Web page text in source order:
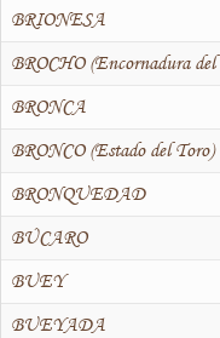
BRIONESA
BROCHO (Encornadura del
BRONCA
BRONCO (Estado del Toro)
BRONQUEDAD
BÚCARO
BUEY
BUEYADA